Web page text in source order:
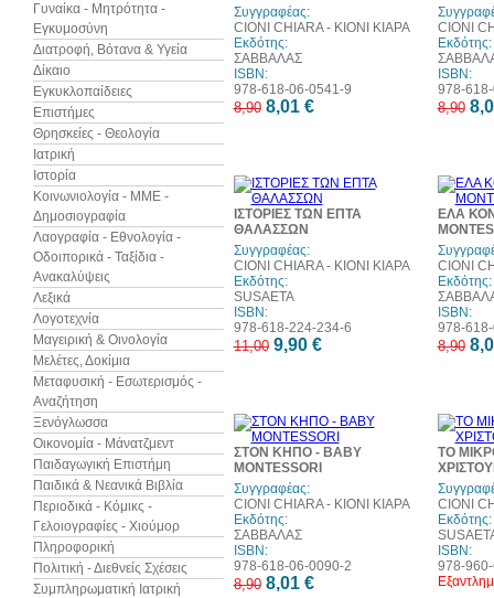
Γυναίκα - Μητρότητα -
Εγκυμοσύνη
Διατροφή, Βότανα & Υγεία
Δίκαιο
Εγκυκλοπαίδειες
Επιστήμες
Θρησκείες - Θεολογία
Ιατρική
Ιστορία
Κοινωνιολογία - ΜΜΕ -
Δημοσιογραφία
Λαογραφία - Εθνολογία -
Οδοιπορικά - Ταξίδια -
Ανακαλύψεις
Λεξικά
Λογοτεχνία
Μαγειρική & Οινολογία
Μελέτες, Δοκίμια
Μεταφυσική - Εσωτερισμός -
Αναζήτηση
Ξενόγλωσσα
Οικονομία - Μάνατζμεντ
Παιδαγωγική Επιστήμη
Παιδικά & Νεανικά Βιβλία
Περιοδικά - Κόμικς -
Γελοιογραφίες - Χιούμορ
Πληροφορική
Πολιτική - Διεθνείς Σχέσεις
Συμπληρωματική Ιατρική
Συγγραφέας:
CIONI CHIARA - ΚΙΟΝΙ ΚΙΑΡΑ
Εκδότης:
ΣΑΒΒΑΛΑΣ
ISBN:
978-618-06-0541-9
8,90 8,01 €
CIONI
Εκδότης:
ISBN:
978-
8,90
10%
ΙΣΤΟΡΙΕΣ ΤΩΝ ΕΠΤΑ
ΘΑΛΑΣΣΩΝ
Συγγραφέας:
CIONI CHIARA - ΚΙΟΝΙ ΚΙΑΡΑ
Εκδότης:
SUSAETA
ISBN:
978-618-224-234-6
11,00 9,90 €
ΕΛΑ
CIONI
Εκδότης:
ISBN:
978-
8,90
10%
ΣΤΟΝ ΚΗΠΟ - BABY
MONTESSORI
Συγγραφέας:
CIONI CHIARA - ΚΙΟΝΙ ΚΙΑΡΑ
Εκδότης:
ΣΑΒΒΑΛΑΣ
ISBN:
978-618-06-0090-2
8,90 8,01 €
ΤΟ
CIONI
Εκδότης:
ISBN:
978-